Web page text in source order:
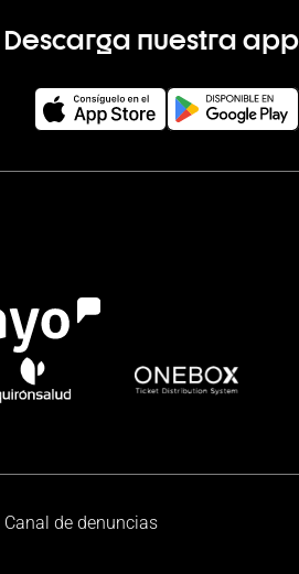
Descarga nuestra app
Canal de denuncias